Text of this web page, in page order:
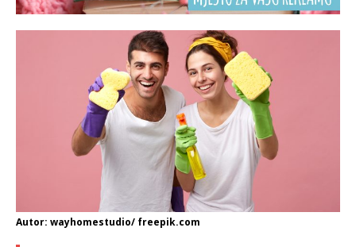
Autor: wayhomestudio/ freepik.com